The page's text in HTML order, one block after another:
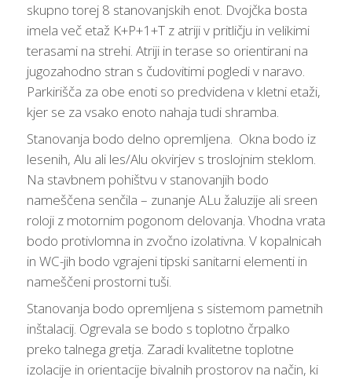
skupno torej 8 stanovanjskih enot. Dvojčka bosta
imela več etaž K+P+1+T z atriji v pritličju in velikimi
terasami na strehi. Atriji in terase so orientirani na
jugozahodno stran s čudovitimi pogledi v naravo.
Parkirišča za obe enoti so predvidena v kletni etaži,
kjer se za vsako enoto nahaja tudi shramba.
Stanovanja bodo delno opremljena. Okna bodo iz
lesenih, Alu ali les/Alu okvirjev s troslojnim steklom.
Na stavbnem pohištvu v stanovanjih bodo
nameščena senčila – zunanje ALu žaluzije ali sreen
roloji z motornim pogonom delovanja. Vhodna vrata
bodo protivlomna in zvočno izolativna. V kopalnicah
in WC-jih bodo vgrajeni tipski sanitarni elementi in
nameščeni prostorni tuši.
Stanovanja bodo opremljena s sistemom pametnih
inštalacij. Ogrevala se bodo s toplotno črpalko
preko talnega gretja. Zaradi kvalitetne toplotne
izolacije in orientacije bivalnih prostorov na način, ki